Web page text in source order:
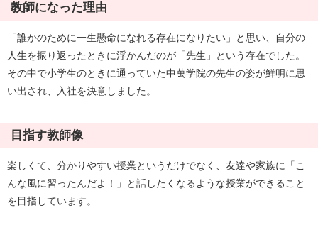
教師になった理由
「誰かのために一生懸命になれる存在になりたい」と思い、自分の
人生を振り返ったときに浮かんだのが「先生」という存在でした。
その中で小学生のときに通っていた中萬学院の先生の姿が鮮明に思
い出され、入社を決意しました。
目指す教師像
楽しくて、分かりやすい授業というだけでなく、友達や家族に「こ
んな風に習ったんだよ！」と話したくなるような授業ができること
を目指しています。